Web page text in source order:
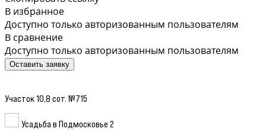
В избранное
Доступно только авторизованным пользователям
В сравнение
Доступно только авторизованным пользователям
Оставить заявку
Участок 10,8 сот. №715
Усадьба в Подмосковье 2